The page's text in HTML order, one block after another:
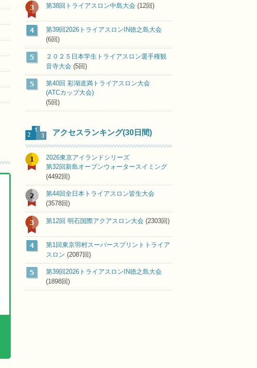
3 第38回トライアスロン中島大会 (12回)
4
第39回2026トライアスロンIN徳之島大会
(6回)
5
２０２５日本学生トライアスロン選手権観
音寺大会 (5回)
5
第40回 彩湖道満トライアスロン大会
(ATCカップ大会)
(5回)
アクセスランキング(30日間)
1
2026東京アイランドシリーズ
第32回新島オープンウォータースイミング
(4492回)
2
第44回全日本トライアスロン皆生大会
(3578回)
3 第12回 明石国際アクアスロン大会 (2303回)
4
第1回東京羽村スーパースプリントトライア
スロン (2087回)
5
第39回2026トライアスロンIN徳之島大会
(1898回)